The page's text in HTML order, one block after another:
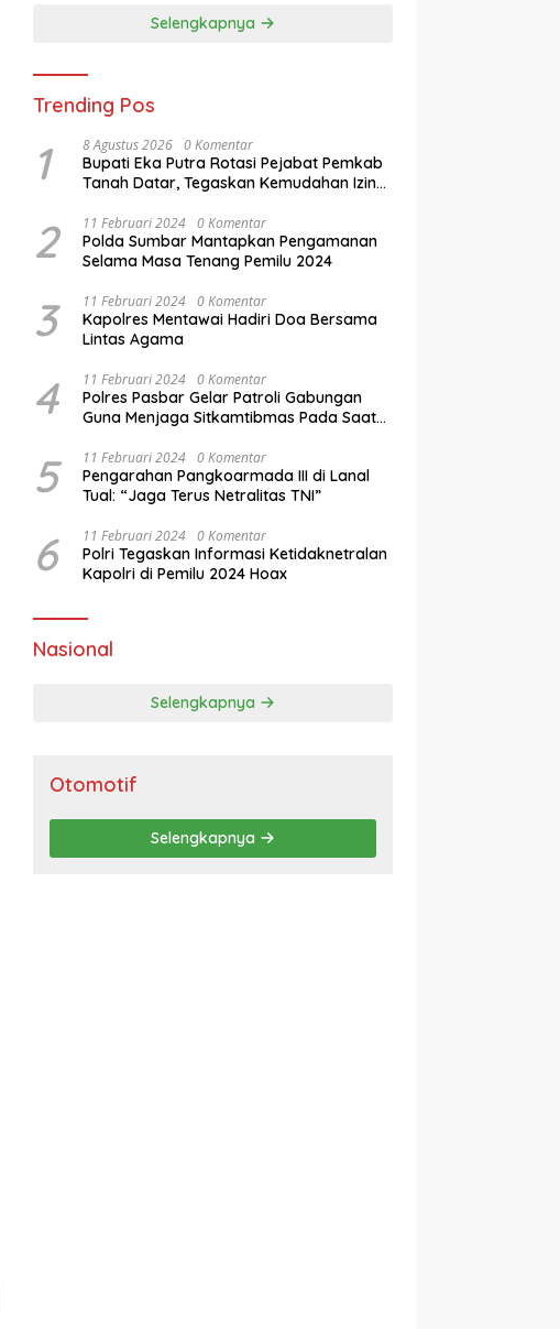
Selengkapnya
Trending Pos
1 8 Agustus 2026 0 Komentar
Bupati Eka Putra Rotasi Pejabat Pemkab
Tanah Datar, Tegaskan Kemudahan Izin
2 11 Februari 2024 0 Komentar
Polda Sumbar Mantapkan Pengamanan
Selama Masa Tenang Pemilu 2024
3 11 Februari 2024 0 Komentar
Kapolres Mentawai Hadiri Doa Bersama
Lintas Agama
4 11 Februari 2024 0 Komentar
Polres Pasbar Gelar Patroli Gabungan
Guna Menjaga Sitkamtibmas Pada Saat
5 11 Februari 2024 0 Komentar
Pengarahan Pangkoarmada III di Lanal
Tual: “Jaga Terus Netralitas TNI”
6 11 Februari 2024 0 Komentar
Polri Tegaskan Informasi Ketidaknetralan
Kapolri di Pemilu 2024 Hoax
Nasional
Selengkapnya
Otomotif
Selengkapnya